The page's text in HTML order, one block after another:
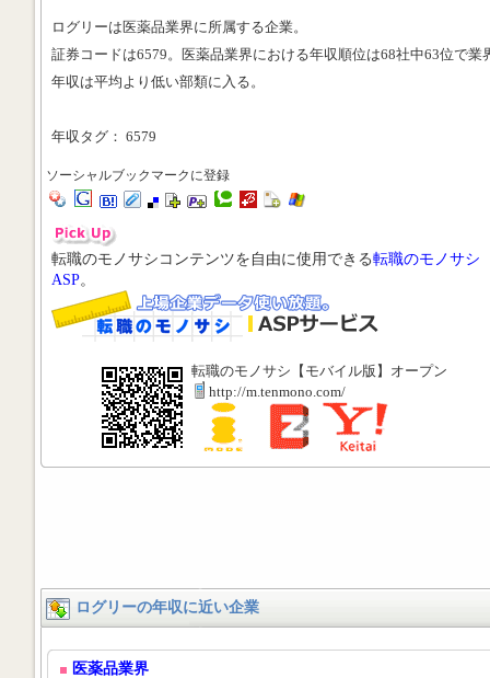
ログリーは医薬品業界に所属する企業。
証券コードは6579。医薬品業界における年収順位は68社中63位で業
年収は平均より低い部類に入る。
年収タグ： 6579
ソーシャルブックマークに登録
転職のモノサシコンテンツを自由に使用できる転職のモノサシ
ASP。
転職のモノサシ【モバイル版】オープン
http://m.tenmono.com/
ログリーの年収に近い企業
医薬品業界